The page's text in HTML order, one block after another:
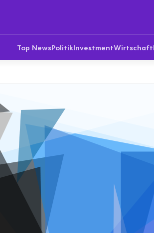
Top NewsPolitikInvestmentWirtschaft